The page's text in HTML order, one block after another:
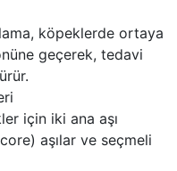
köpeklerde ortaya
geçerek, tedavi
için iki ana aşı
aşılar ve seçmeli